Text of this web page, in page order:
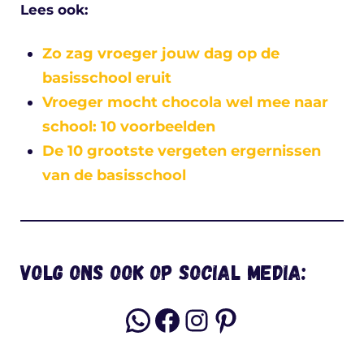
Lees ook:
Zo zag vroeger jouw dag op de
basisschool eruit
Vroeger mocht chocola wel mee naar
school: 10 voorbeelden
De 10 grootste vergeten ergernissen
van de basisschool
Volg ons ook op social media:
WhatsApp
Facebook
Instagram
Pinterest